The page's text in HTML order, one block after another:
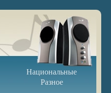
Национальные
Разное